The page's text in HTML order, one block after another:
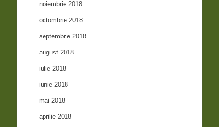
noiembrie 2018
octombrie 2018
septembrie 2018
august 2018
iulie 2018
iunie 2018
mai 2018
aprilie 2018